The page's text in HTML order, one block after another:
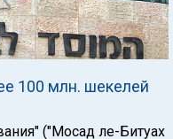
100 млн. шекелей
("Мосад ле-Битуах